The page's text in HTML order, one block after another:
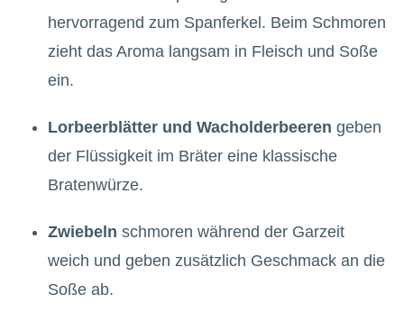
hervorragend zum Spanferkel. Beim Schmoren
zieht das Aroma langsam in Fleisch und Soße
ein.
Lorbeerblätter und Wacholderbeeren geben
der Flüssigkeit im Bräter eine klassische
Bratenwürze.
Zwiebeln schmoren während der Garzeit
weich und geben zusätzlich Geschmack an die
Soße ab.